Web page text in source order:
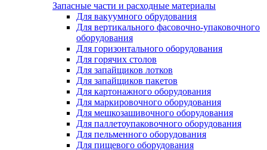
Запасные части и расходные материалы
Для вакуумного обрудования
Для вертикального фасовочно-упаковочного
оборудования
Для горизонтального оборудования
Для горячих столов
Для запайщиков лотков
Для запайщиков пакетов
Для картонажного оборудования
Для маркировочного оборудования
Для мешкозашивочного оборудования
Для паллетоупаковочного оборудования
Для пельменного оборудования
Для пищевого оборудования